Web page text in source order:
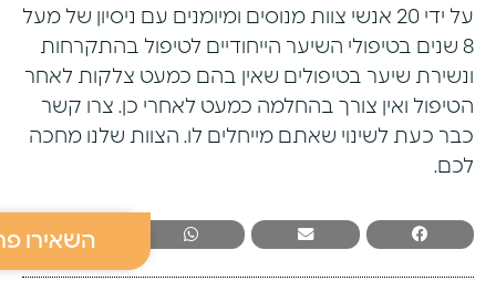
על ידי 20 אנשי צוות מנוסים ומיומנים עם ניסיון של מעל
8 שנים בטיפולי השיער הייחודיים לטיפול בהתקרחות
ונשירת שיער בטיפולים שאין בהם כמעט צלקות לאחר
הטיפול ואין צורך בהחלמה כמעט לאחרי כן. צרו קשר
כבר כעת לשינוי שאתם מייחלים לו. הצוות שלנו מחכה
לכם.
השאירו